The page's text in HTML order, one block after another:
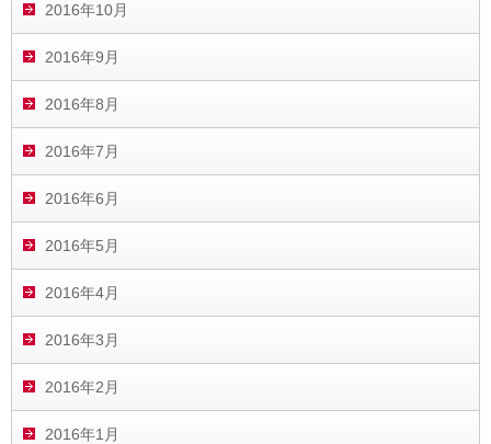
2016年10月
2016年9月
2016年8月
2016年7月
2016年6月
2016年5月
2016年4月
2016年3月
2016年2月
2016年1月